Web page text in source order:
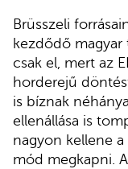
Brüsszeli
kezdődő
csak el, mert az
horderejű
is bíznak
ellenállása is
nagyon kellene
mód megkapni.